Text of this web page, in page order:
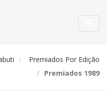
Premiados Por Edição
Premiados 1989